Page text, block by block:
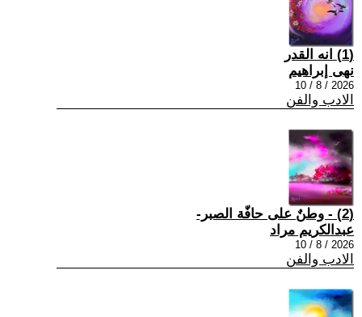
(1) انه القدر
نهى إبراهيم
2026 / 8 / 10
الادب والفن
(2) - وطنٌ على حافّة الصبر-
عبدالكريم مراد
2026 / 8 / 10
الادب والفن